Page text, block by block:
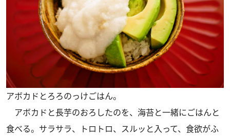
アボカドとろろのっけごはん。
アボカドと長芋のおろしたのを、海苔と一緒にごはんと
食べる。サラサラ、トロトロ、スルッと入って、食欲がふ